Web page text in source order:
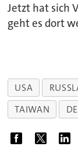
Jetzt hat sich
geht es dort
USA
TAIWAN